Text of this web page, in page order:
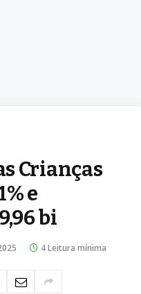
Crianças
e
bi
4 Leitura mínima